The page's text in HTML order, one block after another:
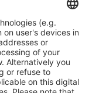
Voo direto
serviço 41 EURpor